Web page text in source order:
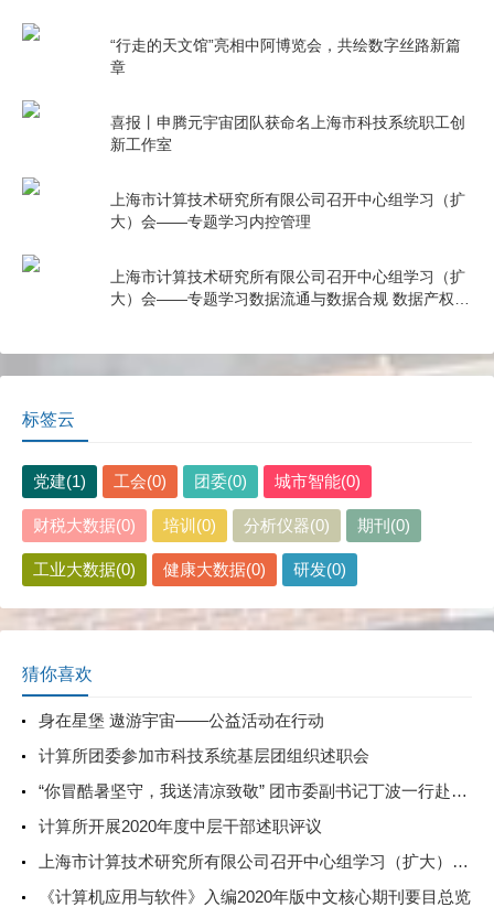
“行走的天文馆”亮相中阿博览会，共绘数字丝路新篇
章
喜报丨申腾元宇宙团队获命名上海市科技系统职工创
新工作室
上海市计算技术研究所有限公司召开中心组学习（扩
大）会——专题学习内控管理
上海市计算技术研究所有限公司召开中心组学习（扩
大）会——专题学习数据流通与数据合规 数据产权与
标签云
党建(1) 工会(0) 团委(0) 城市智能(0)
财税大数据(0) 培训(0) 分析仪器(0) 期刊(0)
工业大数据(0) 健康大数据(0) 研发(0)
猜你喜欢
身在星堡 遨游宇宙——公益活动在行动
计算所团委参加市科技系统基层团组织述职会
“你冒酷暑坚守，我送清凉致敬” 团市委副书记丁波一行赴计算所高温慰问一线青年职工
计算所开展2020年度中层干部述职评议
上海市计算技术研究所有限公司召开中心组学习（扩大）会——学习党的二十届三中全会精神
《计算机应用与软件》入编2020年版中文核心期刊要目总览